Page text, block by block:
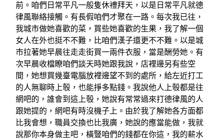
前。咱們日常平凡一般隻休禮拜天，以是日常平凡就德
律風聯絡接觸。有長假咱們才聚在一路。每次我已往，
我城市做她喜歡的菜，買些她喜歡的生果，我了解一個
女人在外也挺不不難，比咱們漢子還更不不難。以是城
市拉著她早晨往走走街買一兩件衣服，當是酬勞她。有
次早晨收檔瞭咱們談天時她跟我說，店裡邊另有些空
間，她想買幾臺電腦放裡邊望不到的處所，給左近打工
的人無聊時上彀，也能掙多點錢。我說他人上彀都是往
網吧的，誰會到這上彀，她說有常常過來打德律風的人
跟她提的，網吧有時沒機子上。由於我了解她各方面都
比我會想，職員交換也比我廣，她說的應當能做，我就
說那你本身做主吧，橫豎咱們的錢都在你這，我的薪水